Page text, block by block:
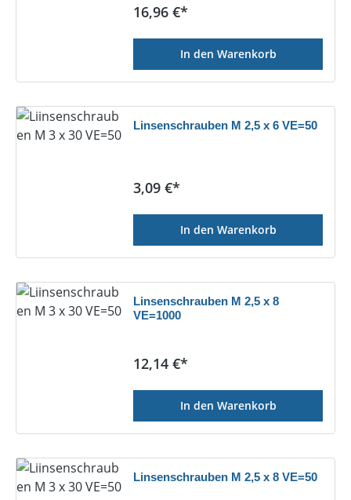
Regulärer Preis:
16,96 €*
In den Warenkorb
Linsenschrauben M 2,5 x 6 VE=50
Regulärer Preis:
3,09 €*
In den Warenkorb
Linsenschrauben M 2,5 x 8
VE=1000
Regulärer Preis:
12,14 €*
In den Warenkorb
Linsenschrauben M 2,5 x 8 VE=50